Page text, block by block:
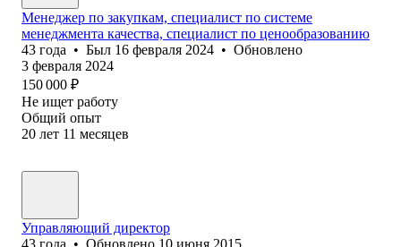
Менеджер по закупкам, специалист по системе
менеджмента качества, специалист по ценообразованию
43 года • Был 16 февраля 2024 • Обновлено
3 февраля 2024
150 000 ₽
Не ищет работу
Общий опыт
20 лет 11 месяцев
Управляющий директор
43 года • Обновлено 10 июня 2015